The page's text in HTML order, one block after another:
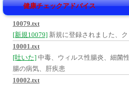
健康チェックアドバイス
10079.txt
[新規10079] 新規に登録されました、ク
10001.txt
[吐いた] 中毒、ウィルス性腸炎、細菌
腸の病気、肝疾患
10002.txt